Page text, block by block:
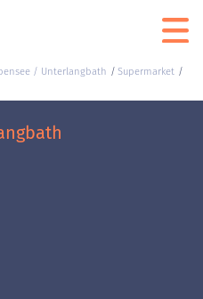
/ Unterlangbath
Supermarket